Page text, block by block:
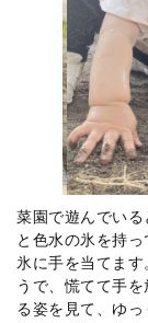
菜園で遊んでいる
と色水の氷を持
氷に手を当てま
うで、慌てて手
る姿を見て、ゆっ